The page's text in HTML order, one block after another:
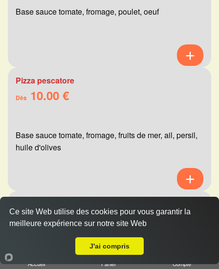
Base sauce tomate, fromage, poulet, oeuf
Pizza pescatore
Dès 10.00 €
Base sauce tomate, fromage, fruits de mer, ail, persil,
huile d'olives
Dès10.00 €
Base sauce tomate, fromage, viande hachée,
Accueil Panier Compte
Ce site Web utilise des cookies pour vous garantir la
meilleure expérience sur notre site Web
J'ai compris